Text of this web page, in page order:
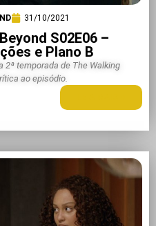
31/10/2021
S02E06 –
e Plano B
2ª temporada de The Walking
ao episódio.